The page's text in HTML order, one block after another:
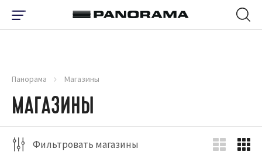
Панорама Магазины
МАГАЗИНЫ
Фильтровать магазины